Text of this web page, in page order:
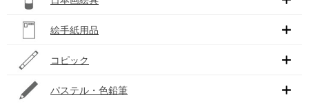
絵手紙用品
コピック
パステル・色鉛筆